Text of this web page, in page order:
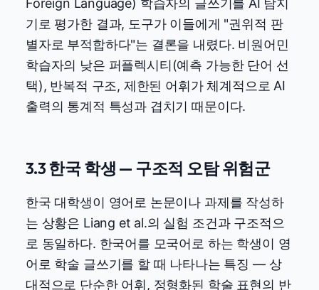
기로 평가한 결과, 도구가 이들에게 "권위적 판
별자로 부적합하다"는 결론을 내렸다. 비원어민
학습자의 낮은 퍼플렉시티(예측 가능한 단어 선
택), 반복적 구조, 제한된 어휘가 체계적으로 AI
출력의 통계적 특성과 겹치기 때문이다.
3.3 한국 학생 — 구조적 오탐 위험군
한국 대학생이 영어로 논문이나 과제를 작성하
는 상황은 Liang et al.의 실험 조건과 구조적으
로 동일하다. 한국어를 모국어로 하는 학생이 영
어로 학술 글쓰기를 할 때 나타나는 특징 — 상
대적으로 단순한 어휘, 정형화된 학술 표현의 반